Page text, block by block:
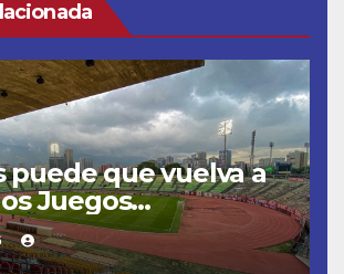
puede que vuelva a
Juegos
y del
mas de 70 años